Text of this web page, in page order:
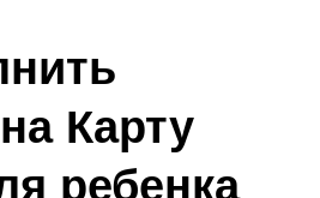
Карту
ребенка